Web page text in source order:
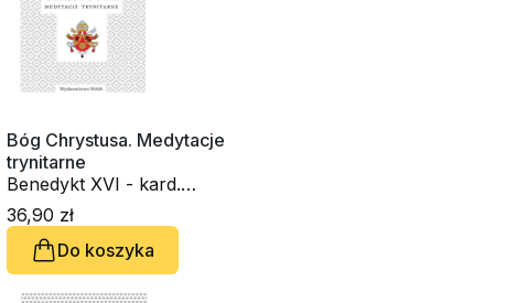
Bóg Chrystusa. Medytacje
trynitarne
Benedykt XVI - kard.
Joseph Ratzinger
36,90 zł
Do koszyka